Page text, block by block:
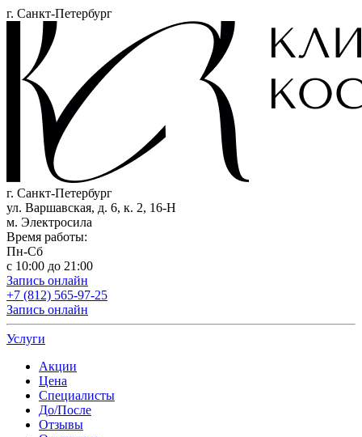
г. Санкт-Петербург
г. Санкт-Петербург
ул. Варшавская, д. 6, к. 2, 16-Н
м. Электросила
Время работы:
Пн-Сб
с 10:00 до 21:00
Запись онлайн
+7 (812) 565-97-25
Запись онлайн
Услуги
Акции
Цена
Специалисты
До/После
Отзывы